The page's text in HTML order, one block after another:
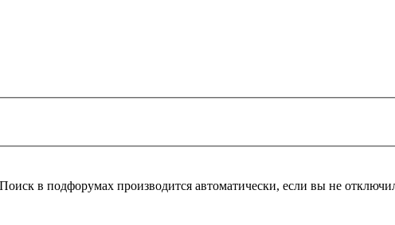
в подфорумах производится автоматически, если вы не